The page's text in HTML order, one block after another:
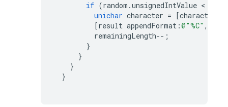
if (random .unsignedIntValue <
unichar character = [characterSet
[result appendFormat :@"%C" ,
remainingLength-- ;
}
}
}
}